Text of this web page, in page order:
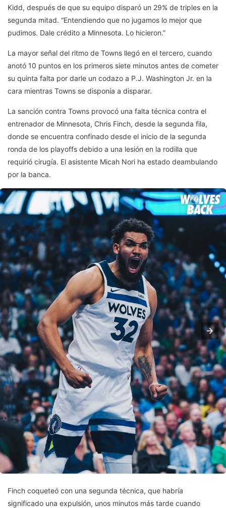
Kidd, después de que su equipo disparó un 29% de triples en la
segunda mitad. “Entendiendo que no jugamos lo mejor que
pudimos. Dale crédito a Minnesota. Lo hicieron.”
La mayor señal del ritmo de Towns llegó en el tercero, cuando
anotó 10 puntos en los primeros siete minutos antes de cometer
su quinta falta por darle un codazo a P.J. Washington Jr. en la
cara mientras Towns se disponía a disparar.
La sanción contra Towns provocó una falta técnica contra el
entrenador de Minnesota, Chris Finch, desde la segunda fila,
donde se encuentra confinado desde el inicio de la segunda
ronda de los playoffs debido a una lesión en la rodilla que
requirió cirugía. El asistente Micah Nori ha estado deambulando
por la banca.
Finch coqueteó con una segunda técnica, que habría
significado una expulsión, unos minutos más tarde cuando